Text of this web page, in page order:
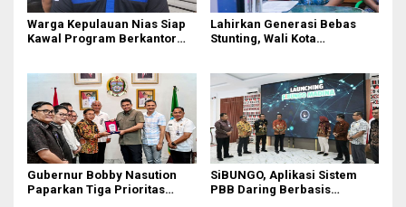
Warga Kepulauan Nias Siap
Kawal Program Berkantor
Lahirkan Generasi Bebas
Stunting, Wali Kota
Gubernur Bobby Nasution
Paparkan Tiga Prioritas
SiBUNGO, Aplikasi Sistem
PBB Daring Berbasis